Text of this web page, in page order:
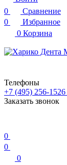
0
Сравнение
0
Избранное
0 Корзина
Телефоны
+7 (495) 256-1526
Заказать звонок
0
0
0